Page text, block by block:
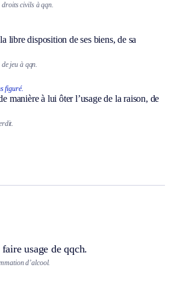
droits civils à qqn.
libre disposition de ses biens, de sa
jeu à qqn.
figuré.
manière à lui ôter l’usage de la raison, de
usage de qqch.
d’alcool.